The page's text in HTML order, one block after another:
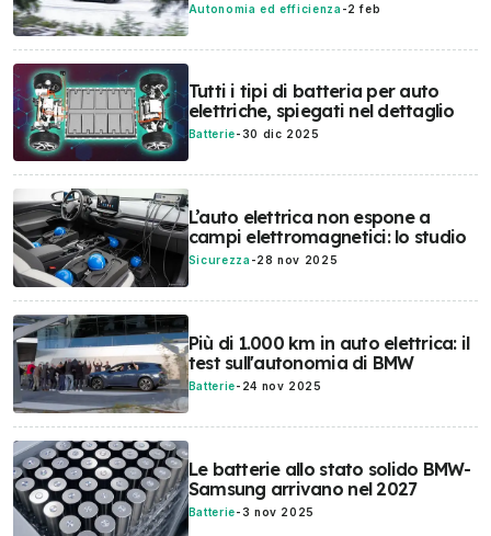
Autonomia ed efficienza -2 feb
Tutti i tipi di batteria per auto
elettriche, spiegati nel dettaglio
Batterie-30 dic 2025
L’auto elettrica non espone a
campi elettromagnetici: lo studio
Sicurezza -28 nov 2025
Più di 1.000 km in auto elettrica: il
test sull'autonomia di BMW
Batterie- 24 nov 2025
Le batterie allo stato solido BMW-
Samsung arrivano nel 2027
Batterie-3 nov 2025